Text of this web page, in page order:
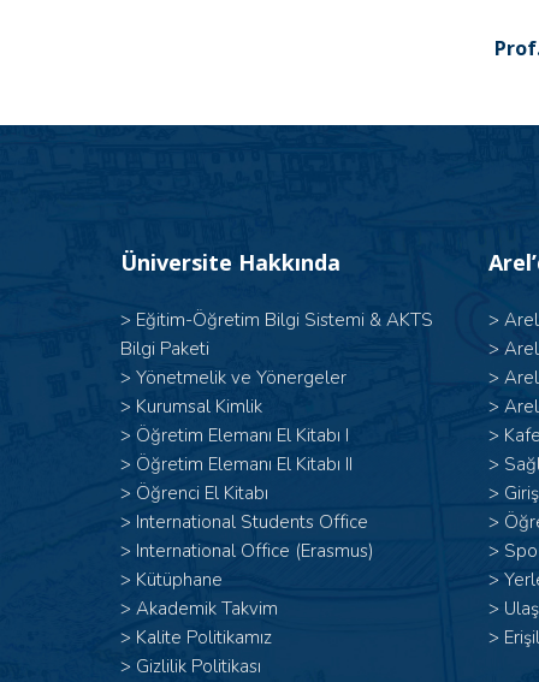
Üniversite Hakkında
> Eğitim-Öğretim Bilgi Sistemi & AKTS
Bilgi Paketi
> Yönetmelik ve Yönergeler
> Kurumsal Kimlik
> Öğretim Elemanı El Kitabı I
> Öğretim Elemanı El Kitabı II
> Öğrenci El Kitabı
> International Students Office
> International Office (Erasmus)
> Kütüphane
> Akademik Takvim
> Kalite Politikamız
> Gizlilik Politikası
>
>
>
>
>
>
>
>
>
>
>
>